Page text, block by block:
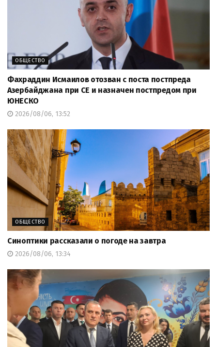
ОБЩЕСТВО
Фахраддин Исмаилов отозван с поста постпреда
Азербайджана при СЕ и назначен постпредом при
ЮНЕСКО
2026/08/06, 13:52
ОБЩЕСТВО
Синоптики рассказали о погоде на завтра
2026/08/06, 13:34